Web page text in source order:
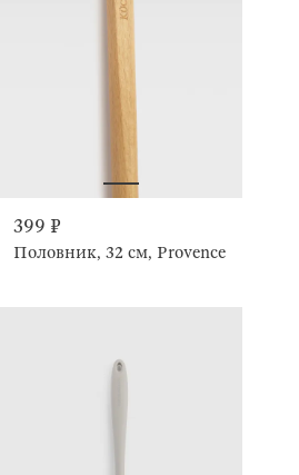
399 ₽
Половник, 32 см, Provence